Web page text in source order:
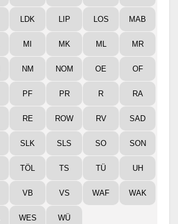
LDK LIP LOS MAB
MI MK ML MR
NM NOM OE OF
PF PR R RA
RE ROW RV SAD
SLK SLS SO SON
TÖL TS TÜ UH
VB VS WAF WAK
WES WÜ